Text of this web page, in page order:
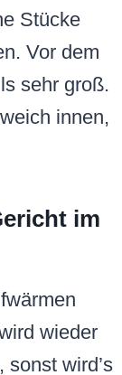
Stücke
Vor dem
sehr groß.
innen,
im
wieder
sonst wird’s